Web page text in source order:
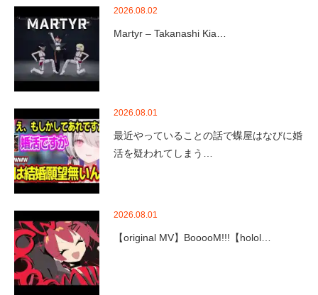
2026.08.02
Martyr – Takanashi Kia…
2026.08.01
最近やっていることの話で蝶屋はなびに婚
活を疑われてしまう…
2026.08.01
【original MV】BooooM!!!【holol…